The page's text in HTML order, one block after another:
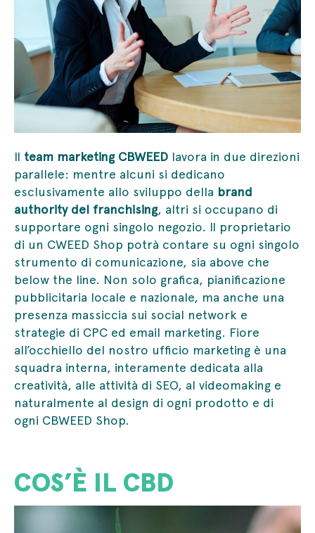
Il team marketing CBWEED lavora in due direzioni
parallele: mentre alcuni si dedicano
esclusivamente allo sviluppo della brand
authority del franchising, altri si occupano di
supportare ogni singolo negozio. Il proprietario
di un CWEED Shop potrà contare su ogni singolo
strumento di comunicazione, sia above che
below the line. Non solo grafica, pianificazione
pubblicitaria locale e nazionale, ma anche una
presenza massiccia sui social network e
strategie di CPC ed email marketing. Fiore
all’occhiello del nostro ufficio marketing è una
squadra interna, interamente dedicata alla
creatività, alle attività di SEO, al videomaking e
naturalmente al design di ogni prodotto e di
ogni CBWEED Shop.
COS’È IL CBD